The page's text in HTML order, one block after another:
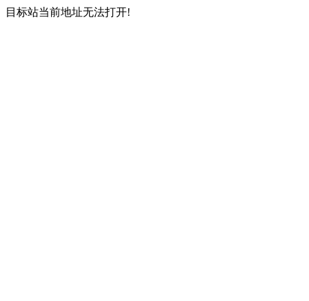
目标站当前地址无法打开!